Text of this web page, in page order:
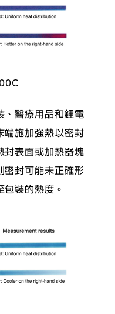
、醫療用品和鋰電
端施加強熱以密封
封表面或加熱器塊
密封可能未正確形
裝的熱度。